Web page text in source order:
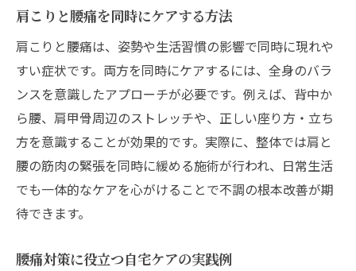
肩こりと腰痛を同時にケアする方法
肩こりと腰痛は、姿勢や生活習慣の影響で同時に現れや
すい症状です。両方を同時にケアするには、全身のバラ
ンスを意識したアプローチが必要です。例えば、背中か
ら腰、肩甲骨周辺のストレッチや、正しい座り方・立ち
方を意識することが効果的です。実際に、整体では肩と
腰の筋肉の緊張を同時に緩める施術が行われ、日常生活
でも一体的なケアを心がけることで不調の根本改善が期
待できます。
腰痛対策に役立つ自宅ケアの実践例